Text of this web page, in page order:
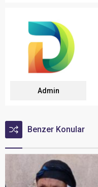
Admin
Benzer Konular